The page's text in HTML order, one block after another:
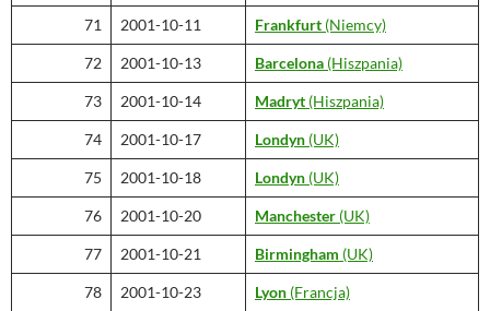
71 2001-10-11 Frankfurt (Niemcy)
72 2001-10-13 Barcelona (Hiszpania)
73 2001-10-14 Madryt (Hiszpania)
74 2001-10-17 Londyn (UK)
75 2001-10-18 Londyn (UK)
76 2001-10-20 Manchester (UK)
77 2001-10-21 Birmingham (UK)
78 2001-10-23 Lyon (Francja)